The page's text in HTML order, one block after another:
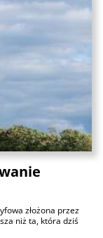
złożona przez
niż ta, która dziś